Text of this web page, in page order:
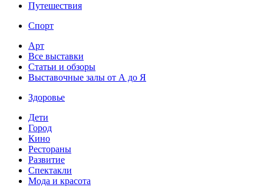
Путешествия
Спорт
Арт
Все выставки
Статьи и обзоры
Выставочные залы от А до Я
Здоровье
Дети
Город
Кино
Рестораны
Развитие
Спектакли
Мода и красота